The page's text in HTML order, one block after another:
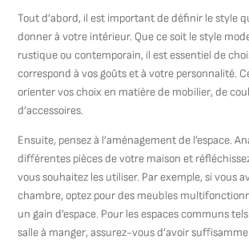
Tout d’abord, il est important de définir le style
donner à votre intérieur. Que ce soit le style
rustique ou contemporain, il est essentiel de
correspond à vos goûts et à votre personnalité.
orienter vos choix en matière de mobilier, de
d’accessoires.
Ensuite, pensez à l’aménagement de l’espace.
différentes pièces de votre maison et
vous souhaitez les utiliser. Par exemple, si vous
chambre, optez pour des meubles
un gain d’espace. Pour les espaces communs
salle à manger, assurez-vous d’avoir